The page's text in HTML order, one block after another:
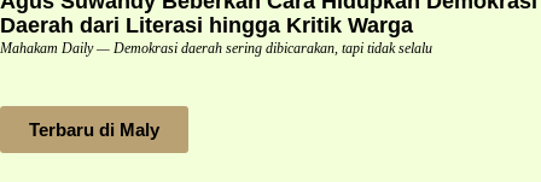
Daerah dari Literasi hingga Kritik Warga
Mahakam Daily — Demokrasi daerah sering dibicarakan, tapi tidak selalu
Terbaru di Maly